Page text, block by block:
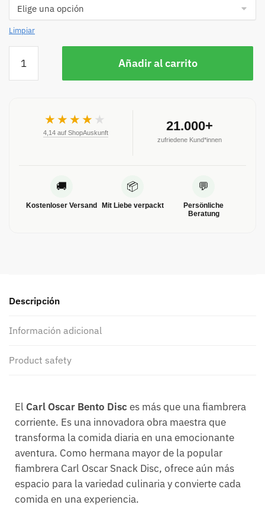
Limpiar
Añadir al carrito
★★★★ ★
4,14 auf ShopAuskunft 21.000+
zufriedene Kund*innen
🚚
Kostenloser Versand
📦
Mit Liebe verpackt
💬
Persönliche
Beratung
Descripción
Información adicional
Product safety
El Carl Oscar Bento Disc es más que una fiambrera
corriente. Es una innovadora obra maestra que
transforma la comida diaria en una emocionante
aventura. Como hermana mayor de la popular
fiambrera Carl Oscar Snack Disc, ofrece aún más
espacio para la variedad culinaria y convierte cada
comida en una experiencia.